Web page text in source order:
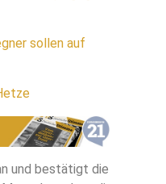
sollen auf
und bestätigt die